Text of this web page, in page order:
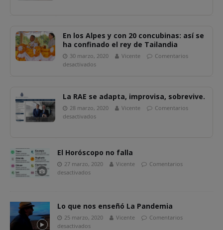
p o
k
En los Alpes y con 20 concubinas: así se
ha confinado el rey de Tailandia
30 marzo, 2020 Vicente
Comentarios
desactivados
La RAE se adapta, improvisa, sobrevive.
28 marzo, 2020 Vicente
Comentarios
desactivados
El Horóscopo no falla
27 marzo, 2020 Vicente
Comentarios
desactivados
Lo que nos enseñó La Pandemia
25 marzo, 2020 Vicente
Comentarios
desactivados